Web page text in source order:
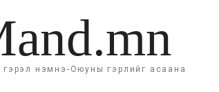
гэрэл нэмнэ-Оюуны гэрлийг асаана